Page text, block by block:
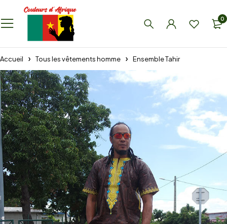
0
Accueil Tous les vêtements homme Ensemble Tahir